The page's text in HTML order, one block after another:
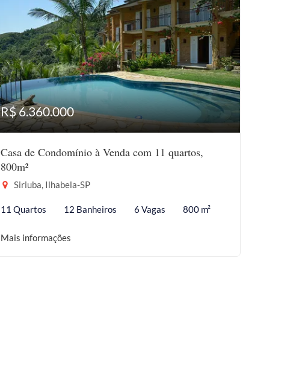
R$ 6.360.000
Casa de Condomínio à Venda com 11 quartos,
800m²
Siriuba, Ilhabela-SP
11 Quartos 12 Banheiros 6 Vagas 800 m²
Mais informações